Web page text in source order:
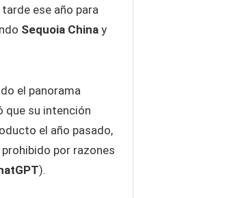
ese año para
Sequoia China y
el panorama
que su intención
el año pasado,
por razones
).